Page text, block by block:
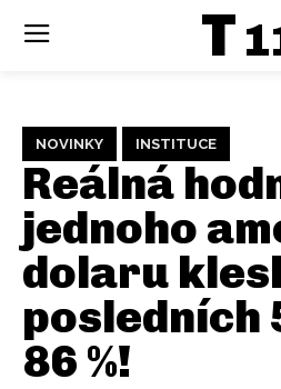
T
NOVINKY INSTITUCE
Reálná
jednoho
dolaru
posledních
86 %!